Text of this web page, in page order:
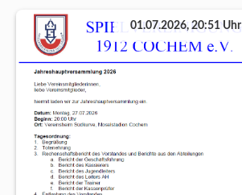
01.07.2026, 20:51 Uhr